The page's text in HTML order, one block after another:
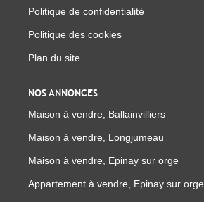
Politique de confidentialité
Politique des cookies
Plan du site
NOS ANNONCES
Maison à vendre, Ballainvilliers
Maison à vendre, Longjumeau
Maison à vendre, Epinay sur orge
Appartement à vendre, Epinay sur orge